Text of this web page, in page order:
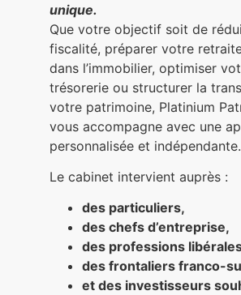
unique.
Que votre objectif soit de
fiscalité, préparer votre
dans l’immobilier, optimiser
trésorerie ou structurer la
votre patrimoine, Platinium
vous accompagne avec une
personnalisée et indépendante.
Le cabinet intervient auprès :
des particuliers,
des chefs d’entreprise,
des professions
des frontaliers franco-
et des investisseurs